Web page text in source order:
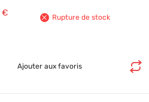
€ Rupture de stock
Ajouter aux favoris